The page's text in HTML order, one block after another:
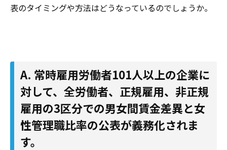
表のタイミングや方法はどうなっているのでしょうか。
A. 常時雇用労働者101人以上の企業に
対して、全労働者、正規雇用、非正規
雇用の3区分での男女間賃金差異と女
性管理職比率の公表が義務化されま
す。